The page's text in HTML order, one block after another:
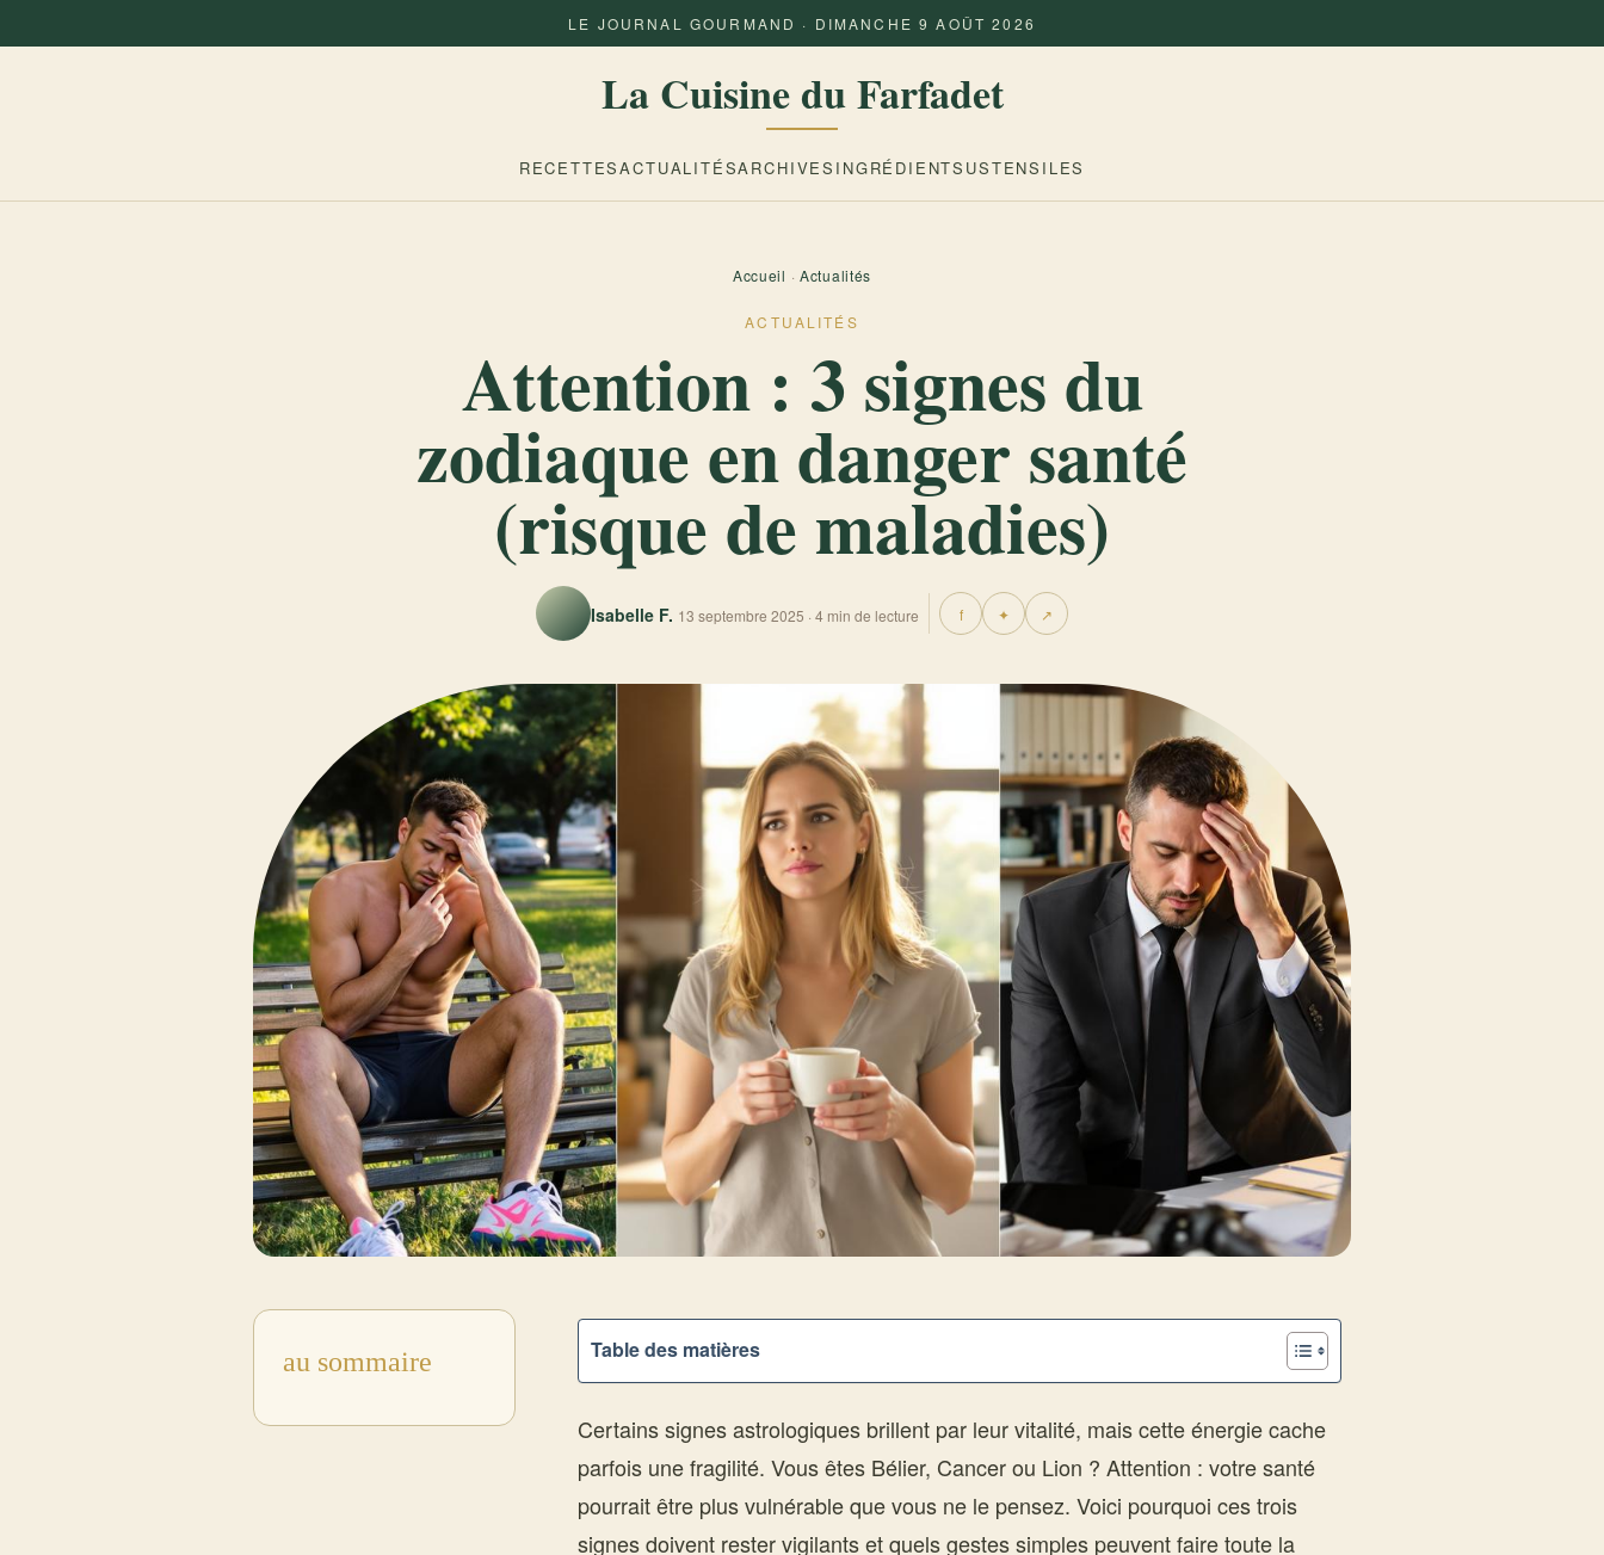
LE JOURNAL GOURMAND · DIMANCHE 9 AOÛT 2026
La Cuisine du Farfadet
RECETTESACTUALITÉSARCHIVES INGRÉDIENTS USTENSILES
Accueil · Actualités
ACTUALITÉS
Attention : 3 signes du
zodiaque en danger santé
(risque de maladies)
Isabelle F. 13 septembre 2025 · 4 min de lecture f ✦ ↗
au sommaire Table des matières
Certains signes astrologiques brillent par leur vitalité, mais cette énergie cache
parfois une fragilité. Vous êtes Bélier, Cancer ou Lion ? Attention : votre santé
pourrait être plus vulnérable que vous ne le pensez. Voici pourquoi ces trois
signes doivent rester vigilants et quels gestes simples peuvent faire toute la